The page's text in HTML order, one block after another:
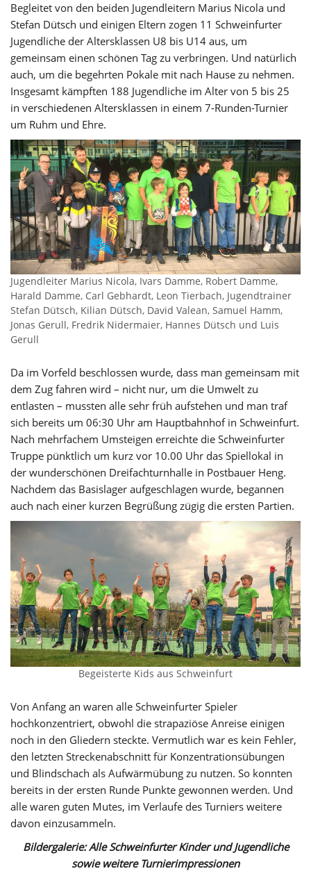
Begleitet von den beiden Jugendleitern Marius Nicola und
Stefan Dütsch und einigen Eltern zogen 11 Schweinfurter
Jugendliche der Altersklassen U8 bis U14 aus, um
gemeinsam einen schönen Tag zu verbringen. Und natürlich
auch, um die begehrten Pokale mit nach Hause zu nehmen.
Insgesamt kämpften 188 Jugendliche im Alter von 5 bis 25
in verschiedenen Altersklassen in einem 7-Runden-Turnier
um Ruhm und Ehre.
Jugendleiter Marius Nicola, Ivars Damme, Robert Damme,
Harald Damme, Carl Gebhardt, Leon Tierbach, Jugendtrainer
Stefan Dütsch, Kilian Dütsch, David Valean, Samuel Hamm,
Jonas Gerull, Fredrik Nidermaier, Hannes Dütsch und Luis
Gerull
Da im Vorfeld beschlossen wurde, dass man gemeinsam mit
dem Zug fahren wird – nicht nur, um die Umwelt zu
entlasten – mussten alle sehr früh aufstehen und man traf
sich bereits um 06:30 Uhr am Hauptbahnhof in Schweinfurt.
Nach mehrfachem Umsteigen erreichte die Schweinfurter
Truppe pünktlich um kurz vor 10.00 Uhr das Spiellokal in
der wunderschönen Dreifachturnhalle in Postbauer Heng.
Nachdem das Basislager aufgeschlagen wurde, begannen
auch nach einer kurzen Begrüßung zügig die ersten Partien.
Begeisterte Kids aus Schweinfurt
Von Anfang an waren alle Schweinfurter Spieler
hochkonzentriert, obwohl die strapaziöse Anreise einigen
noch in den Gliedern steckte. Vermutlich war es kein Fehler,
den letzten Streckenabschnitt für Konzentrationsübungen
und Blindschach als Aufwärmübung zu nutzen. So konnten
bereits in der ersten Runde Punkte gewonnen werden. Und
alle waren guten Mutes, im Verlaufe des Turniers weitere
davon einzusammeln.
Bildergalerie: Alle Schweinfurter Kinder und Jugendliche
sowie weitere Turnierimpressionen